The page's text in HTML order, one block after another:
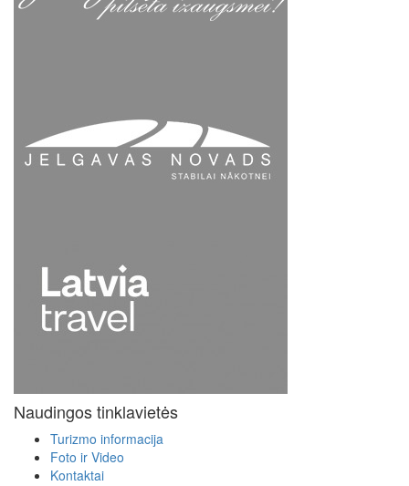
Naudingos tinklavietės
Turizmo informacija
Foto ir Video
Kontaktai